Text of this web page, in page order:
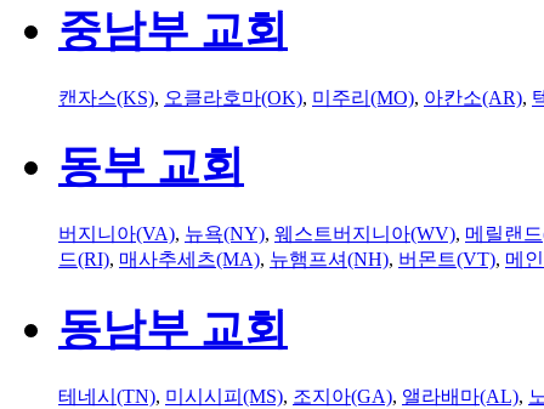
중남부 교회
캔자스(KS), 오클라호마(OK), 미주리(MO), 아칸소(AR),
동부 교회
버지니아(VA), 뉴욕(NY), 웨스트버지니아(WV), 메릴랜
드(RI), 매사추세츠(MA), 뉴햄프셔(NH), 버몬트(VT), 메
동남부 교회
테네시(TN), 미시시피(MS), 조지아(GA), 앨라배마(AL),